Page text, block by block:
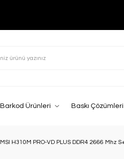
Barkod Ürünleri Baskı Çözümleri
MSI H310M PRO-VD PLUS DDR4 2666 Mhz